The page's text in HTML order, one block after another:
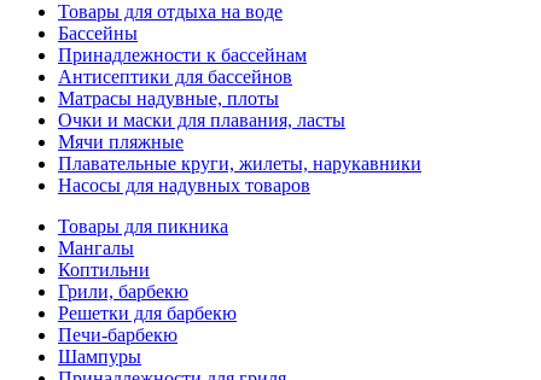
Товары для отдыха на воде
Бассейны
Принадлежности к бассейнам
Антисептики для бассейнов
Матраcы надувные, плоты
Очки и маски для плавания, ласты
Мячи пляжные
Плавательные круги, жилеты, нарукавники
Насосы для надувных товаров
Товары для пикника
Мангалы
Коптильни
Грили, барбекю
Решетки для барбекю
Печи-барбекю
Шампуры